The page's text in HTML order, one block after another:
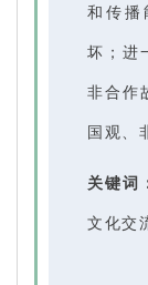
和传播
坏；进
非合作
国观、
关键词
文化交